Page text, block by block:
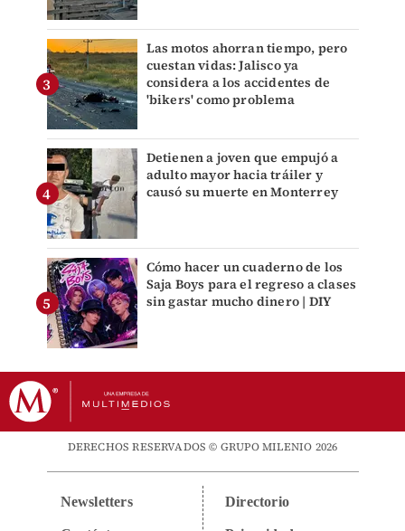
Las motos ahorran tiempo, pero
cuestan vidas: Jalisco ya
considera a los accidentes de
'bikers' como problema
Detienen a joven que empujó a
adulto mayor hacia tráiler y
causó su muerte en Monterrey
Cómo hacer un cuaderno de los
Saja Boys para el regreso a clases
sin gastar mucho dinero | DIY
DERECHOS RESERVADOS © GRUPO MILENIO 2026
Newsletters Directorio